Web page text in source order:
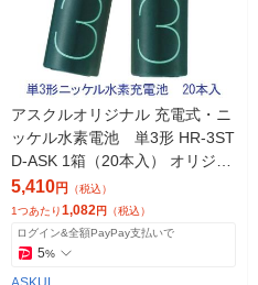
アスクルオリジナル 充電式・ニ
ッケル水素電池 単3形 HR-3ST
D-ASK 1箱（20本入） オリジナ
ル
5,410円 （税込）
1つあたり1,082円 （税込）
ログイン&全額PayPay支払いで
5%